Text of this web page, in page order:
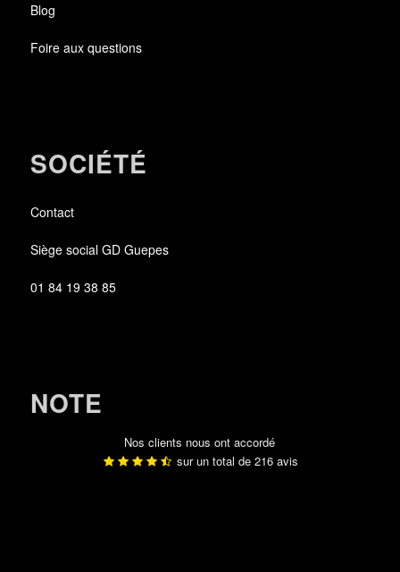
Blog
Foire aux questions
SOCIÉTÉ
Contact
Siège social GD Guepes
01 84 19 38 85
NOTE
Nos clients nous ont accordé
sur un total de 216avis